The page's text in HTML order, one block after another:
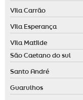
Vila Carrão
Vila Esperança
Vila Matilde
São Caetano do sul
Santo André
Guarulhos